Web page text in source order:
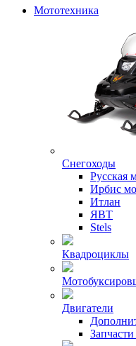
Мототехника
Снегоходы
Русская
Ирбис
Итлан
ЯВТ
Stels
Квадроциклы
Двигатели
Запчасти